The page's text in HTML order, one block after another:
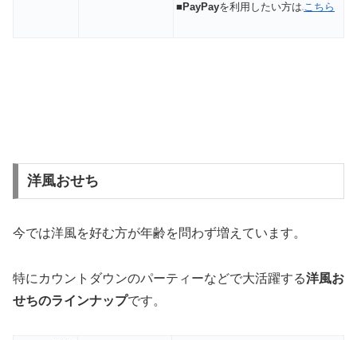
■ PayPayを利用したい方は こちら
洋風おせち
今では洋風を好む方が年齢を問わず増えています。
特にカウントダウンのパーティーなどで大活躍する洋風お
せちのラインナップです。